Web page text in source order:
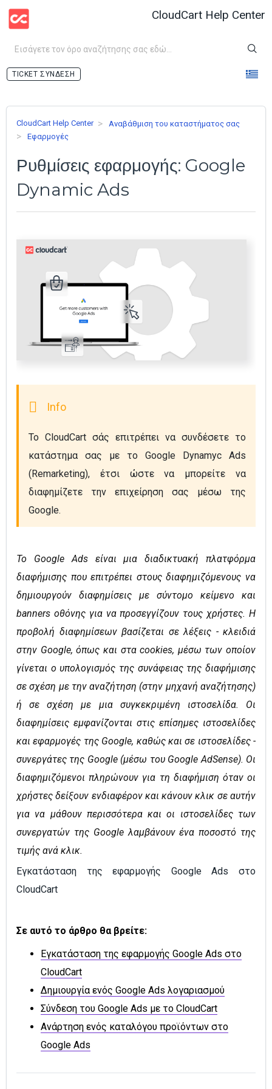
CloudCart Help Center
ΣΎΝΔΕΣΗ
CloudCart Help Center
Αναβάθμιση του καταστήματος σας
Εφαρμογές
Ρυθμίσεις εφαρμογής: Google
Dynamic Ads
Το CloudCart σάς επιτρέπει να συνδέσετε το
κατάστημα σας με το Google Dynamyc Ads
(Remarketing), έτσι ώστε να μπορείτε να
διαφημίζετε την επιχείρηση σας μέσω της
Google.
Το Google Ads είναι μια διαδικτυακή πλατφόρμα
διαφήμισης που επιτρέπει στους διαφημιζόμενους να
δημιουργούν διαφημίσεις με σύντομο κείμενο και
banners οθόνης για να προσεγγίζουν τους χρήστες. Η
προβολή διαφημίσεων βασίζεται σε λέξεις - κλειδιά
στην Google, όπως και στα cookies, μέσω των οποίον
γίνεται ο υπολογισμός της συνάφειας της διαφήμισης
σε σχέση με την αναζήτηση (στην μηχανή αναζήτησης)
ή σε σχέση με μια συγκεκριμένη ιστοσελίδα. Οι
διαφημίσεις εμφανίζονται στις επίσημες ιστοσελίδες
και εφαρμογές της Google, καθώς και σε ιστοσελίδες -
συνεργάτες της Google (μέσω του Google AdSense). Οι
διαφημιζόμενοι πληρώνουν για τη διαφήμιση όταν οι
χρήστες δείξουν ενδιαφέρον και κάνουν κλικ σε αυτήν
για να μάθουν περισσότερα και οι ιστοσελίδες των
συνεργατών της Google λαμβάνουν ένα ποσοστό της
τιμής ανά κλικ.
Εγκατάσταση της εφαρμογής Google Ads στο
CloudCart
Σε αυτό το άρθρο θα βρείτε:
Εγκατάσταση της εφαρμογής Google Ads στο
CloudCart
Δημιουργία ενός Google Ads λογαριασμού
Σύνδεση του Google Ads με το CloudCart
Ανάρτηση ενός καταλόγου προϊόντων στο
Google Ads